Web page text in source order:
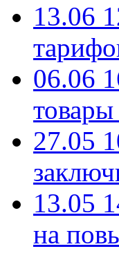
13.06
06.06
27.05
13.05
на